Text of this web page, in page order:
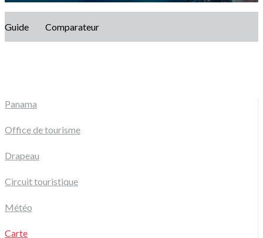
Guide Comparateur
Panama
Office de tourisme
Drapeau
Circuit touristique
Météo
Carte